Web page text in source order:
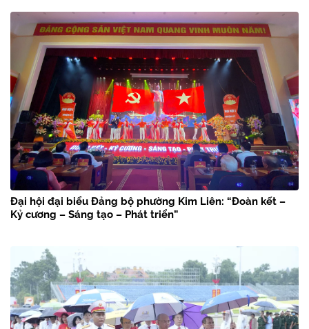
Đại hội đại biểu Đảng bộ phường Kim Liên: “Đoàn kết –
Kỷ cương – Sáng tạo – Phát triển”